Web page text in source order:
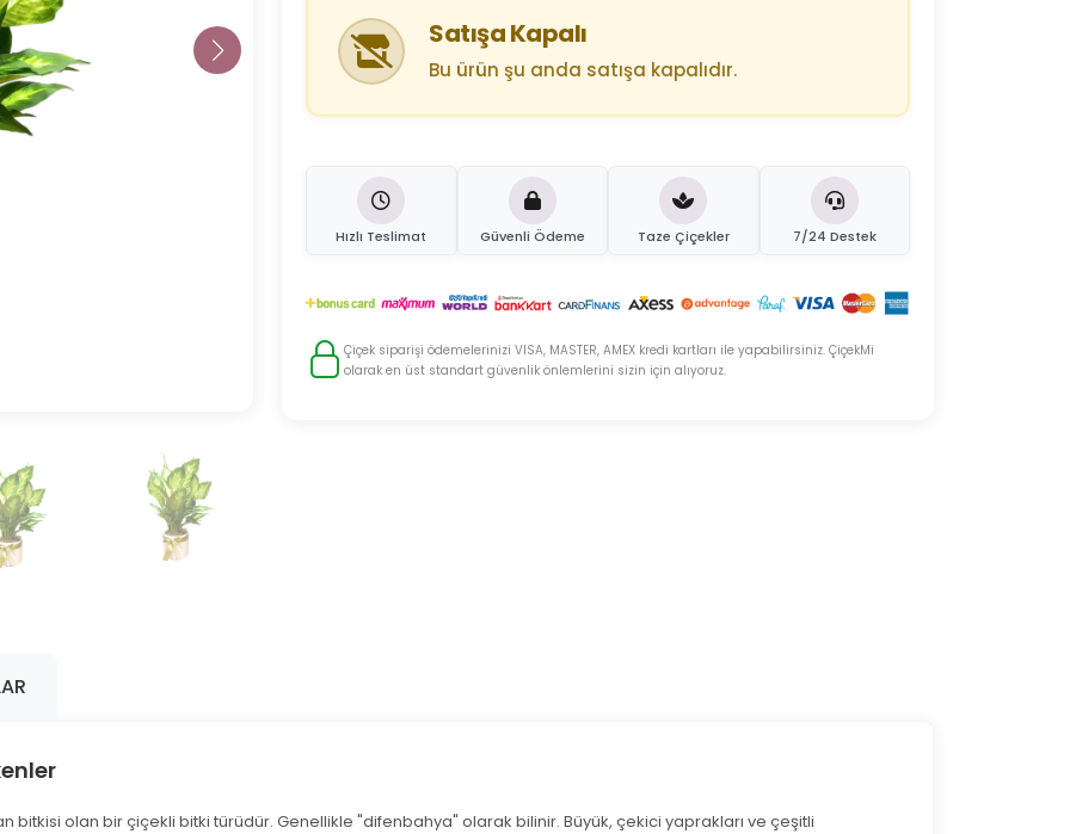
Satışa Kapalı
Bu ürün şu anda satışa kapalıdır.
Hızlı Teslimat Güvenli Ödeme Taze Çiçekler 7/24 Destek
Çiçek siparişi ödemelerinizi VISA, MASTER, AMEX kredi kartları ile yapabilirsiniz. ÇiçekMi
olarak en üst standart güvenlik önlemlerini sizin için alıyoruz.
olan bir çiçekli bitki türüdür. Genellikle "difenbahya" olarak bilinir. Büyük, çekici yaprakları ve çeşitli